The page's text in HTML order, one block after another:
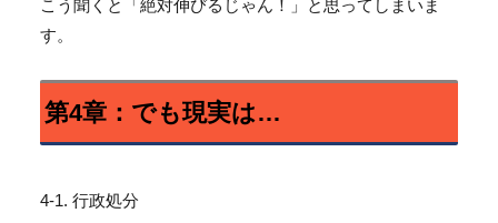
こう聞くと「絶対伸びるじゃん！」と思ってしまいま
す。
第4章：でも現実は…
4-1. 行政処分